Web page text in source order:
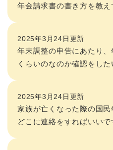
年金請求書の書き方を教え
2025年3月24日更新
年末調整の申告にあたり
くらいのなのか確認をした
2025年3月24日更新
家族が亡くなった際の国
どこに連絡をすればいいで